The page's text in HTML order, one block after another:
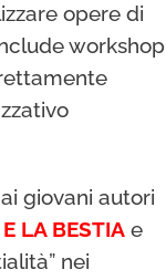
opere di
workshop
giovani autori
E LA BESTIA e
nei